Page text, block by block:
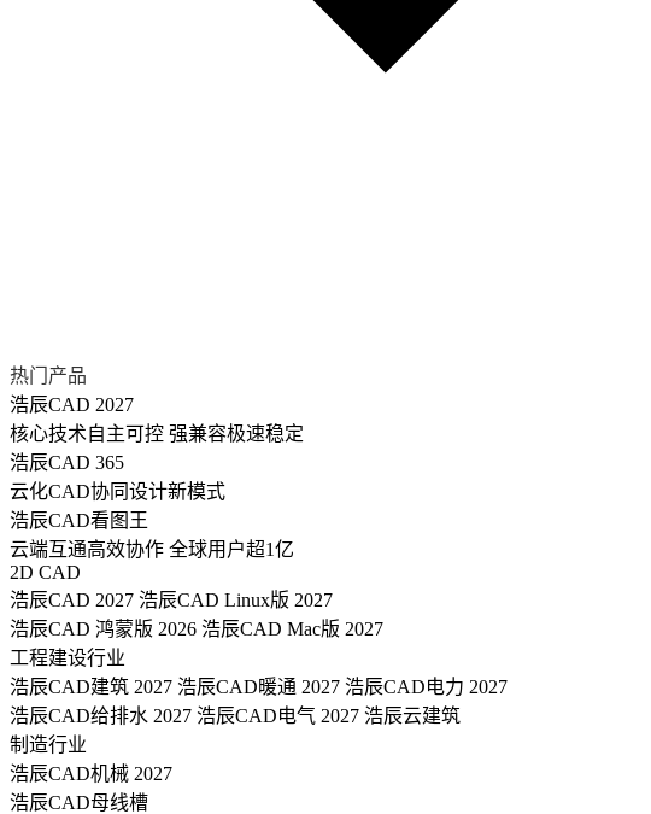
热门产品
浩辰CAD 2027
核心技术自主可控 强兼容极速稳定
浩辰CAD 365
云化CAD协同设计新模式
浩辰CAD看图王
云端互通高效协作 全球用户超1亿
2D CAD
浩辰CAD 2027 浩辰CAD Linux版 2027
浩辰CAD 鸿蒙版 2026 浩辰CAD Mac版 2027
工程建设行业
浩辰CAD建筑 2027 浩辰CAD暖通 2027 浩辰CAD电力 2027
浩辰CAD给排水 2027 浩辰CAD电气 2027 浩辰云建筑
制造行业
浩辰CAD机械 2027
浩辰CAD母线槽